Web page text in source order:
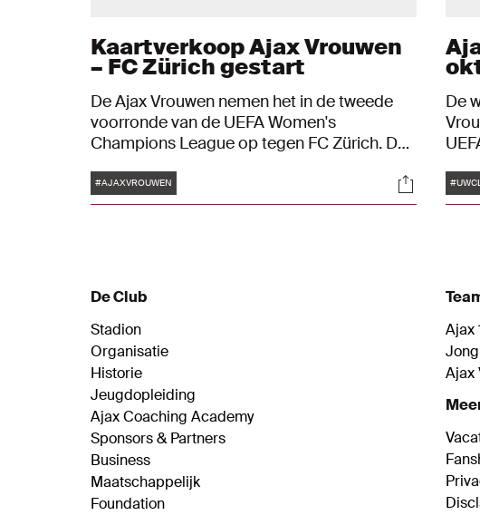
Kaartverkoop Ajax Vrouwen
– FC Zürich gestart
De Ajax Vrouwen nemen het in de tweede
voorronde van de UEFA Women's
Champions League op tegen FC Zürich. De
woensdag 18 oktober vanaf 19:00 uur de
returnwedstrijd in het tweeluik met de
Tags
#AJAXVROUWEN Socials
De
De Club
Stadion
Organisatie
Historie
Jeugdopleiding
Ajax Coaching Academy
Sponsors & Partners
Business
Maatschappelijk
Foundation
Ajax
Ajax